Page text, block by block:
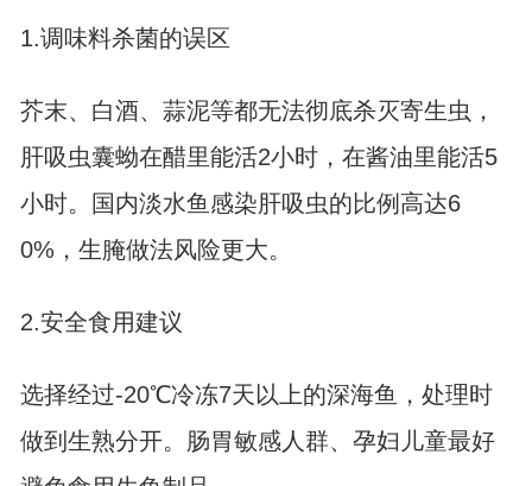
1.调味料杀菌的误区
芥末、白酒、蒜泥等都无法彻底杀灭寄生虫，
肝吸虫囊蚴在醋里能活2小时，在酱油里能活5
小时。国内淡水鱼感染肝吸虫的比例高达6
0%，生腌做法风险更大。
2.安全食用建议
选择经过-20℃冷冻7天以上的深海鱼，处理时
做到生熟分开。肠胃敏感人群、孕妇儿童最好